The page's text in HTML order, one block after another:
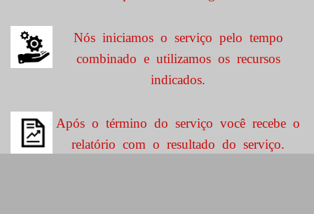
Nós iniciamos o serviço pelo tempo
combinado e utilizamos os recursos
indicados.
Após o término do serviço você recebe o
relatório com o resultado do serviço.